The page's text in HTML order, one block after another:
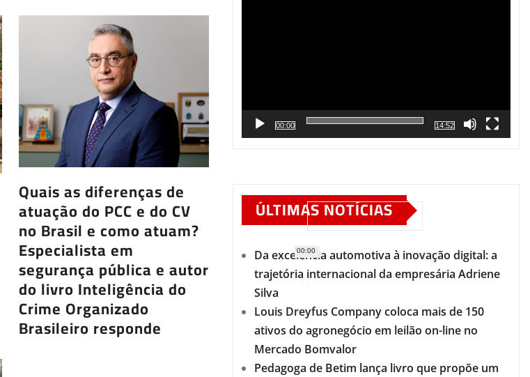
Quais as diferenças de
atuação do PCC e do CV
no Brasil e como atuam?
Especialista em
segurança pública e autor
do livro Inteligência do
Crime Organizado
Brasileiro responde
00:00
00:00
14:52
ÚLTIMAS NOTÍCIAS
Da excelência automotiva à inovação digital: a
trajetória internacional da empresária Adriene
Silva
Louis Dreyfus Company coloca mais de 150
ativos do agronegócio em leilão on-line no
Mercado Bomvalor
Pedagoga de Betim lança livro que propõe um